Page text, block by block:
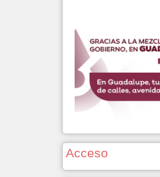
Acceso